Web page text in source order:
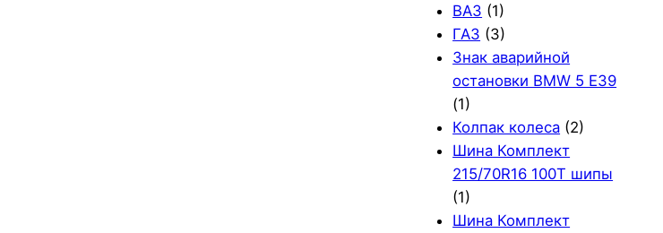
ВАЗ (1)
ГАЗ (3)
Знак аварийной
остановки BMW 5 E39
(1)
Колпак колеса (2)
Шина Комплект
215/70R16 100T шипы
(1)
Шина Комплект